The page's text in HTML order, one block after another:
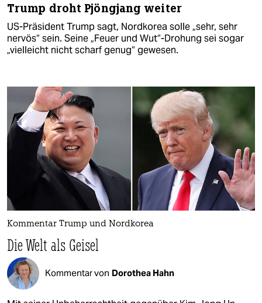
Trump droht Pjöngjang weiter
US-Präsident Trump sagt, Nordkorea solle „sehr, sehr
nervös“ sein. Seine „Feuer und Wut“-Drohung sei sogar
„vielleicht nicht scharf genug“ gewesen.
Kommentar Trump und Nordkorea
Die Welt als Geisel
Kommentar von Dorothea Hahn